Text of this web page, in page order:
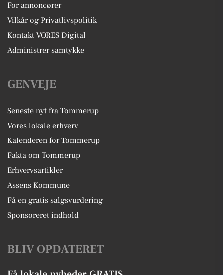
For annoncører
Vilkår og Privatlivspolitik
Kontakt VORES Digital
Administrer samtykke
GENVEJE
Seneste nyt fra Tommerup
Vores lokale erhverv
Kalenderen for Tommerup
Fakta om Tommerup
Erhvervsartikler
Assens Kommune
Få en gratis salgsvurdering
Sponsoreret indhold
BLIV OPDATERET